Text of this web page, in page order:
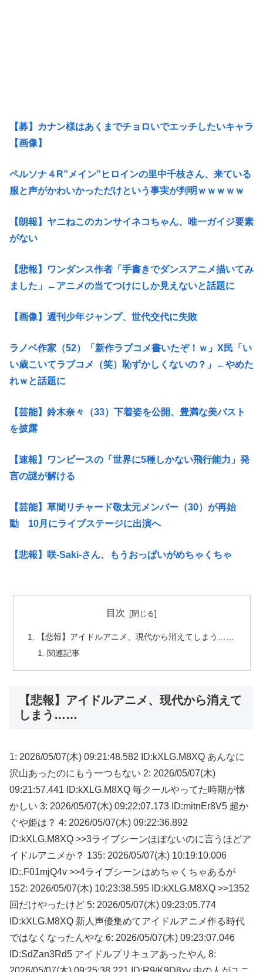
【募】カナン様はあくまでチョロいでエッチしたいキャラ
【画像】
ペルソナ４R”メイン”ヒロインの里中千枝さん、来ている
服と声がかわいかっただけという事実が判明ｗｗｗｗｗ
【朗報】ヤニねこのカンサイネコちゃん、唯一ガイジ要素
がない
【悲報】ワンダンス作者「手書きでダンスアニメ描いてみ
ました」←アニメの当てつけにしか見えないと話題に
【画像】週刊少年ジャンプ、世代交代に失敗
ラノベ作家（52）「新作ラブコメ書いたぞ！ｗ」X民「い
い歳こいてラブコメ（笑）恥ずかしくないの？」←やめた
れｗと話題に
【芸能】鈴木奈々（33）下着姿を公開、豊満な美バスト
を披露
【速報】ワンピースの「世界に5種しかない飛行能力」発
言の謎が解ける
【芸能】草間リチャード敬太元メンバー（30）が再始
動 10月にライブステージに出演へ
【悲報】咲-Saki-さん、もうおっぱいがめちゃくちゃ
目次
【悲報】アイドルアニメ、現代から消えてしまう……
関連記事
【悲報】アイドルアニメ、現代から消えて
しまう……
1: 2026/05/07(木) 09:21:48.582 ID:kXLG.M8XQ あんなに
沢山あったのにもう一つもない 2: 2026/05/07(木)
09:21:57.441 ID:kXLG.M8XQ 毎クールやってた時期が懐
かしい 3: 2026/05/07(木) 09:22:07.173 ID:mitnEr8V5 超か
ぐや姫は？ 4: 2026/05/07(木) 09:22:36.892
ID:kXLG.M8XQ >>3ライブシーンほぼないのに言うほどア
イドルアニメか？ 135: 2026/05/07(木) 10:19:10.006
ID:.F01mjQ4v >>4ライブシーンはめちゃくちゃあるが
152: 2026/05/07(木) 10:23:38.595 ID:kXLG.M8XQ >>1352
回だけやったけど 5: 2026/05/07(木) 09:23:05.774
ID:kXLG.M8XQ 新人声優集めてアイドルアニメ作る時代
ではなくなったんやな 6: 2026/05/07(木) 09:23:07.046
ID:SdZan3Rd5 アイドルプリキュアあったやん 8: